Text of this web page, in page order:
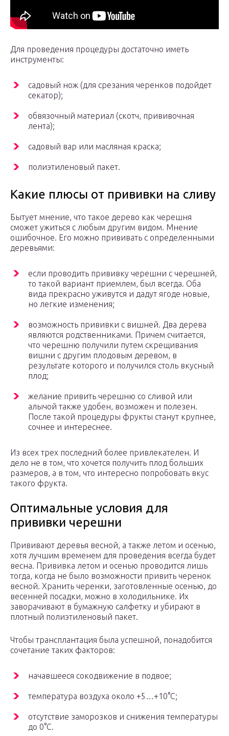
Для проведения процедуры достаточно иметь
инструменты:
садовый нож (для срезания черенков подойдет
секатор);
обвязочный материал (скотч, прививочная
лента);
садовый вар или масляная краска;
полиэтиленовый пакет.
Какие плюсы от прививки на сливу
Бытует мнение, что такое дерево как черешня
сможет ужиться с любым другим видом. Мнение
ошибочное. Его можно прививать с определенными
деревьями:
если проводить прививку черешни с черешней,
то такой вариант приемлем, был всегда. Оба
вида прекрасно уживутся и дадут ягоде новые,
но легкие изменения;
возможность прививки с вишней. Два дерева
являются родственниками. Причем считается,
что черешню получили путем скрещивания
вишни с другим плодовым деревом, в
результате которого и получился столь вкусный
плод;
желание привить черешню со сливой или
алычой также удобен, возможен и полезен.
После такой процедуры фрукты станут крупнее,
сочнее и интереснее.
Из всех трех последний более привлекателен. И
дело не в том, что хочется получить плод больших
размеров, а в том, что интересно попробовать вкус
такого фрукта.
Оптимальные условия для
прививки черешни
Прививают деревья весной, а также летом и осенью,
хотя лучшим временем для проведения всегда будет
весна. Прививка летом и осенью проводится лишь
тогда, когда не было возможности привить черенок
весной. Хранить черенки, заготовленные осенью, до
весенней посадки, можно в холодильнике. Их
заворачивают в бумажную салфетку и убирают в
плотный полиэтиленовый пакет.
Чтобы трансплантация была успешной, понадобится
сочетание таких факторов:
начавшееся сокодвижение в подвое;
температура воздуха около +5…+10°С;
отсутствие заморозков и снижения температуры
до 0°С.